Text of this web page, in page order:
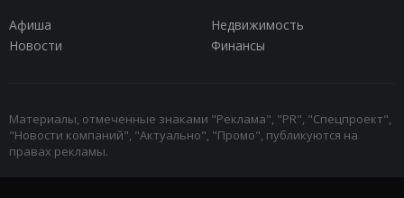
Афиша
Недвижимость
Новости
Финансы
Материалы, отмеченные знаками "Реклама", "PR", "Спецпроект",
"Новости компаний", "Актуально", "Промо", публикуются на
правах рекламы.